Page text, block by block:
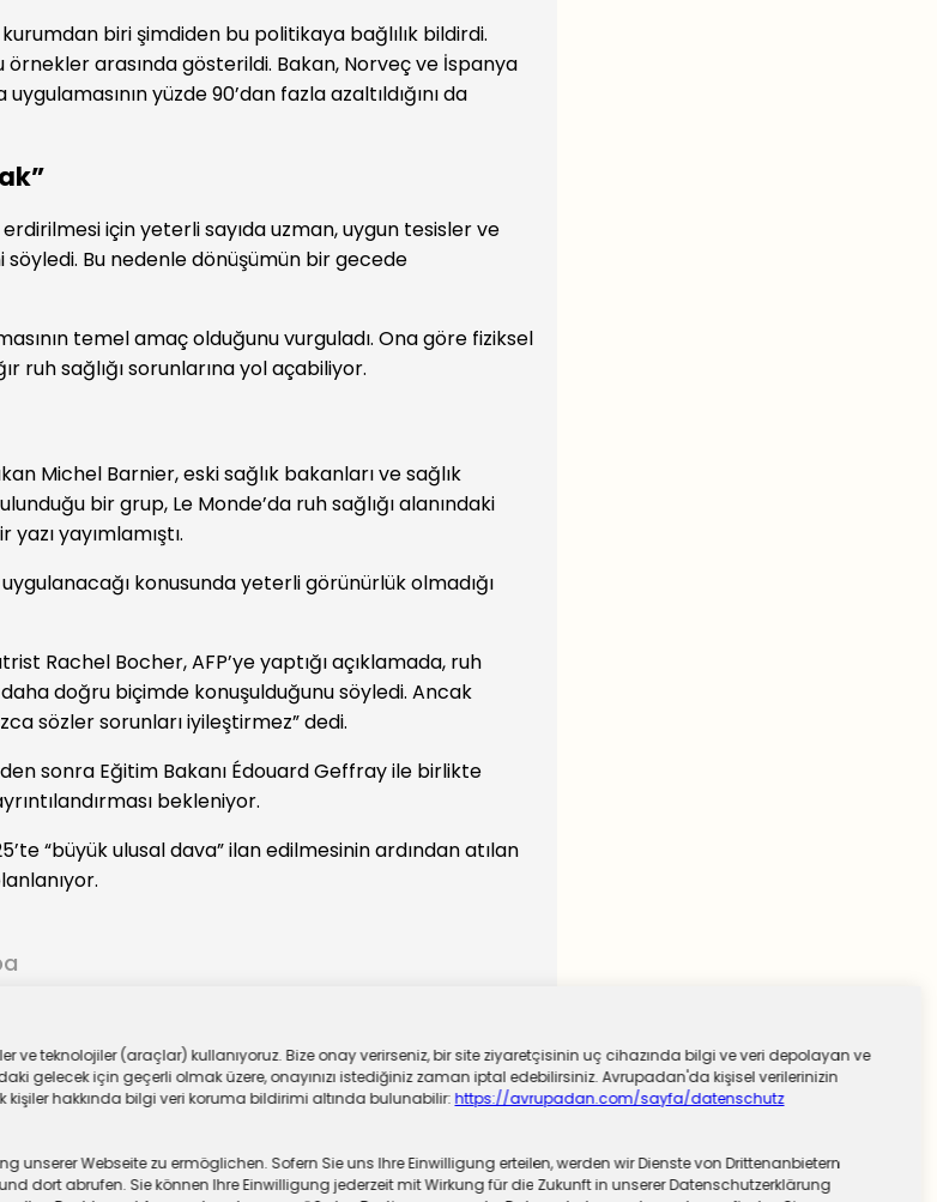
kurumdan biri şimdiden bu politikaya bağlılık bildirdi.
örnekler arasında gösterildi. Bakan, Norveç ve İspanya
yüzde 90’dan fazla azaltıldığını da
erdirilmesi için yeterli sayıda uzman, uygun tesisler ve
Bu nedenle dönüşümün bir gecede
temel amaç olduğunu vurguladı. Ona göre fiziksel
ruh sağlığı sorunlarına yol açabiliyor.
Michel Barnier, eski sağlık bakanları ve sağlık
bir grup, Le Monde’da ruh sağlığı alanındaki
yayımlamıştı.
uygulanacağı konusunda yeterli görünürlük olmadığı
Rachel Bocher, AFP’ye yaptığı açıklamada, ruh
daha doğru biçimde konuşulduğunu söyledi. Ancak
sözler sorunları iyileştirmez” dedi.
sonra Eğitim Bakanı Édouard Geffray ile birlikte
bekleniyor.
“büyük ulusal dava” ilan edilmesinin ardından atılan
teknolojiler (araçlar) kullanıyoruz. Bize onay verirseniz, bir site ziyaretçisinin uç cihazında bilgi ve veri depolayan ve
gelecek için geçerli olmak üzere, onayınızı istediğiniz zaman iptal edebilirsiniz. Avrupadan'da kişisel verilerinizin
kişiler hakkında bilgi veri koruma bildirimi altında bulunabilir: https://avrupadan.com/sayfa/datenschutz
Webseite zu ermöglichen. Sofern Sie uns Ihre Einwilligung erteilen, werden wir Dienste von Drittenanbietern
dort abrufen. Sie können Ihre Einwilligung jederzeit mit Wirkung für die Zukunft in unserer Datenschutzerklärung